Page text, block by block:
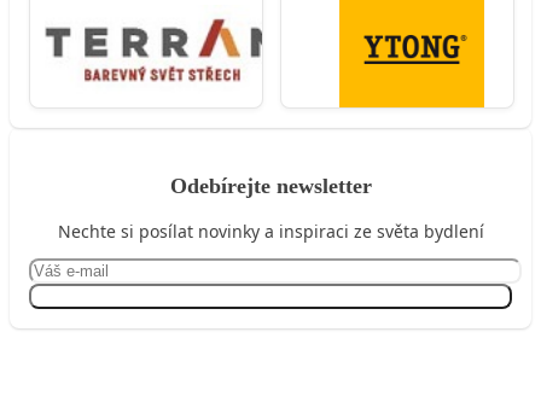
Odebírejte newsletter
Nechte si posílat novinky a inspiraci ze světa bydlení